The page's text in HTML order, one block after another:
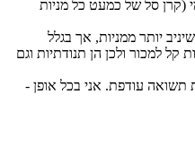
(קרן סל של כמעט כל מניות
יותר ממניות, אך בגלל
קל למכור ולכן הן תנודתיות וגם
תשואה עודפת. אני בכל אופן -